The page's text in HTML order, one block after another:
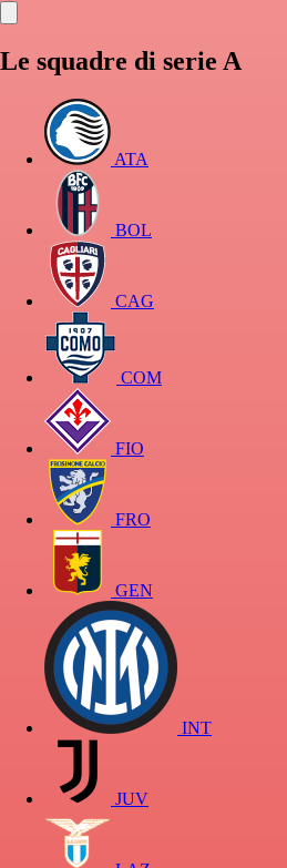
Le squadre di serie A
ATA
BOL
CAG
COM
FIO
FRO
GEN
INT
JUV